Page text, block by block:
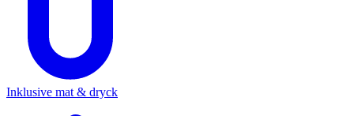
Inklusive mat & dryck